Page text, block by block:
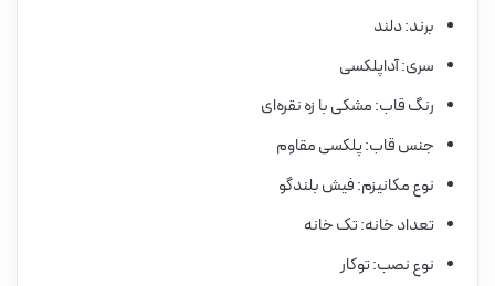
برند: دلند
سری: آداپلکسی
رنگ قاب: مشکی با زه نقره‌ای
جنس قاب: پلکسی مقاوم
نوع مکانیزم: فیش بلندگو
تعداد خانه: تک خانه
نوع نصب: توکار